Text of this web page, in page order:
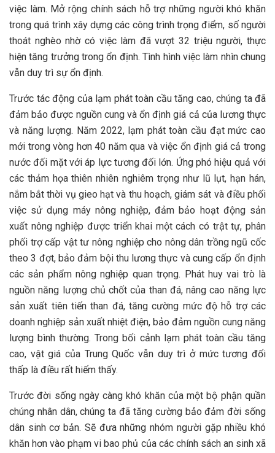
việc làm. Mở rộng chính sách hỗ trợ những người khó khăn
trong quá trình xây dựng các công trình trọng điểm, số người
thoát nghèo nhờ có việc làm đã vượt 32 triệu người, thực
hiện tăng trưởng trong ổn định. Tình hình việc làm nhìn chung
vẫn duy trì sự ổn định.
Trước tác động của lạm phát toàn cầu tăng cao, chúng ta đã
đảm bảo được nguồn cung và ổn định giá cả của lương thực
và năng lượng. Năm 2022, lạm phát toàn cầu đạt mức cao
mới trong vòng hơn 40 năm qua và việc ổn định giá cả trong
nước đối mặt với áp lực tương đối lớn. Ứng phó hiệu quả với
các thảm họa thiên nhiên nghiêm trọng như lũ lụt, hạn hán,
nắm bắt thời vụ gieo hạt và thu hoạch, giám sát và điều phối
việc sử dụng máy nông nghiệp, đảm bảo hoạt động sản
xuất nông nghiệp được triển khai một cách có trật tự, phân
phối trợ cấp vật tư nông nghiệp cho nông dân trồng ngũ cốc
theo 3 đợt, bảo đảm bội thu lương thực và cung cấp ổn định
các sản phẩm nông nghiệp quan trọng. Phát huy vai trò là
nguồn năng lượng chủ chốt của than đá, nâng cao năng lực
sản xuất tiên tiến than đá, tăng cường mức độ hỗ trợ các
doanh nghiệp sản xuất nhiệt điện, bảo đảm nguồn cung năng
lượng bình thường. Trong bối cảnh lạm phát toàn cầu tăng
cao, vật giá của Trung Quốc vẫn duy trì ở mức tương đối
thấp là điều rất hiếm thấy.
Trước đời sống ngày càng khó khăn của một bộ phận quần
chúng nhân dân, chúng ta đã tăng cường bảo đảm đời sống
dân sinh cơ bản. Sẽ đưa những nhóm người gặp nhiều khó
khăn hơn vào phạm vi bao phủ của các chính sách an sinh xã